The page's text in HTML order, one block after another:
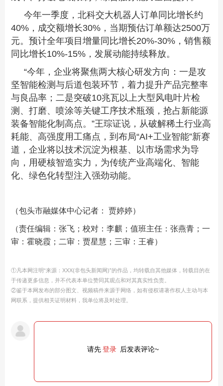
今年一季度，北科交大机器人订单同比增长约
40%，成交额增长30%，当期预估订单额达2500万
元。预计全年项目增量同比增长20%-30%，销售额
同比增长10%-15%，发展动能持续释放。
“今年，企业将聚焦两大核心研发方向：一是攻
坚智能检测与后道包装环节，着力提升产品完整率
与良品率；二是突破10兆瓦以上大型风电叶片检
测、打磨、喷涂等关键工序技术瓶颈，抢占新能源
装备智能化制高点。”王琮证说，从破解稀土行业高
耗能、高强度用工痛点，到布局“AI+工业智能”新赛
道，企业将以技术沉淀为根基、以市场需求为导
向，用硬核智造实力，为传统产业高端化、智能
化、绿色化转型注入强劲动能。
（包头市融媒体中心记者： 贾婷婷）
（责任编辑：张飞；校对：李麒；值班主任：张燕青；一
审：霍晓霞；二审：贾星慧；三审：王睿）
①凡本网注明“来源：XXX(非包头新闻网)”的作品，均转载自其他媒体，转载目的在
于传递更多信息，并不代表本单位赞同其观点和对其真实性负责。
②鉴于本网发布的部分图文、视频稿件来源于网络，如有侵权请著作权人主动与本
网联系，提供相关证明材料，我单位将及时处理。
请先登录 后发表评论~